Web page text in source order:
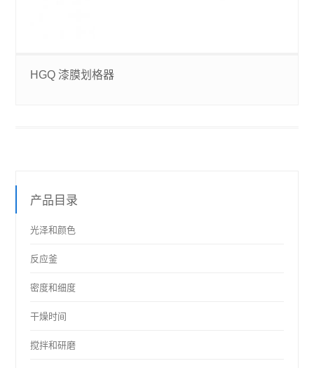
HGQ 漆膜划格器
产品目录
光泽和颜色
反应釜
密度和细度
干燥时间
搅拌和研磨